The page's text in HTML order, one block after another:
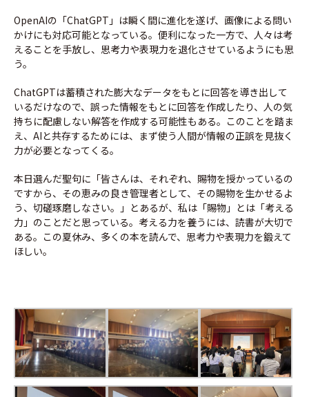
OpenAIの「ChatGPT」は瞬く間に進化を遂げ、画像による問い
かけにも対応可能となっている。便利になった一方で、人々は考
えることを手放し、思考力や表現力を退化させているようにも思
う。
ChatGPTは蓄積された膨大なデータをもとに回答を導き出して
いるだけなので、誤った情報をもとに回答を作成したり、人の気
持ちに配慮しない解答を作成する可能性もある。このことを踏ま
え、AIと共存するためには、まず使う人間が情報の正誤を見抜く
力が必要となってくる。
本日選んだ聖句に「皆さんは、それぞれ、賜物を授かっているの
ですから、その恵みの良き管理者として、その賜物を生かせるよ
う、切磋琢磨しなさい。」とあるが、私は「賜物」とは「考える
力」のことだと思っている。考える力を養うには、読書が大切で
ある。この夏休み、多くの本を読んで、思考力や表現力を鍛えて
ほしい。